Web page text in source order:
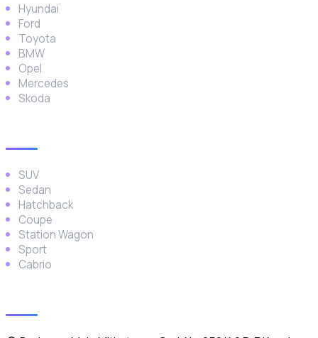
Hyundai
Ford
Toyota
BMW
Opel
Mercedes
Skoda
SUV
Sedan
Hatchback
Coupe
Station Wagon
Sport
Cabrio